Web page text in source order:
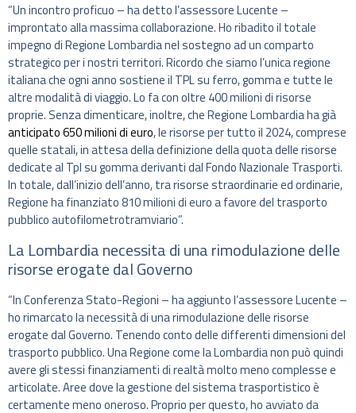
“Un incontro proficuo – ha detto l’assessore Lucente –
improntato alla massima collaborazione. Ho ribadito il totale
impegno di Regione Lombardia nel sostegno ad un comparto
strategico per i nostri territori. Ricordo che siamo l’unica regione
italiana che ogni anno sostiene il TPL su ferro, gomma e tutte le
altre modalità di viaggio. Lo fa con oltre 400 milioni di risorse
proprie. Senza dimenticare, inoltre, che Regione Lombardia ha già
anticipato 650 milioni di euro, le risorse per tutto il 2024, comprese
quelle statali, in attesa della definizione della quota delle risorse
dedicate al Tpl su gomma derivanti dal Fondo Nazionale Trasporti.
In totale, dall’inizio dell’anno, tra risorse straordinarie ed ordinarie,
Regione ha finanziato 810 milioni di euro a favore del trasporto
pubblico autofilometrotramviario”.
La Lombardia necessita di una rimodulazione delle
risorse erogate dal Governo
“In Conferenza Stato-Regioni – ha aggiunto l’assessore Lucente –
ho rimarcato la necessità di una rimodulazione delle risorse
erogate dal Governo. Tenendo conto delle differenti dimensioni del
trasporto pubblico. Una Regione come la Lombardia non può quindi
avere gli stessi finanziamenti di realtà molto meno complesse e
articolate. Aree dove la gestione del sistema trasportistico è
certamente meno oneroso. Proprio per questo, ho avviato da